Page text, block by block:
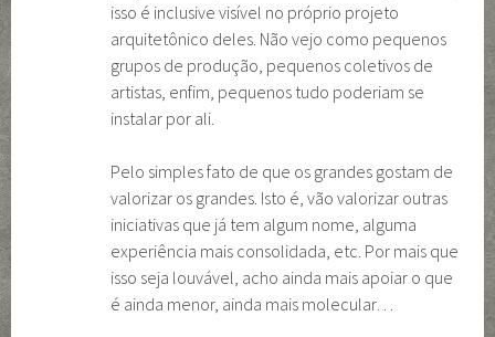
isso é inclusive visível no próprio projeto
arquitetônico deles. Não vejo como pequenos
grupos de produção, pequenos coletivos de
artistas, enfim, pequenos tudo poderiam se
instalar por ali.
Pelo simples fato de que os grandes gostam de
valorizar os grandes. Isto é, vão valorizar outras
iniciativas que já tem algum nome, alguma
experiência mais consolidada, etc. Por mais que
isso seja louvável, acho ainda mais apoiar o que
é ainda menor, ainda mais molecular…